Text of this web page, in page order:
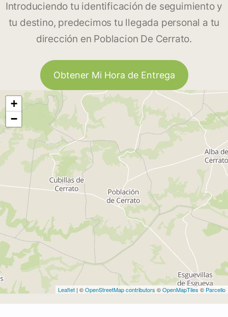
Introduciendo tu identificación de seguimiento y
tu destino, predecimos tu llegada personal a tu
dirección en Poblacion De Cerrato.
Obtener Mi Hora de Entrega
+
−
Leaflet | ©OpenStreetMap contributors ©OpenMapTiles © Parcello